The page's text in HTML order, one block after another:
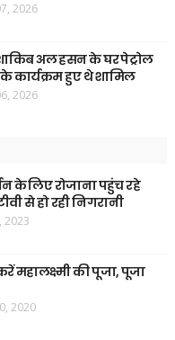
2026
अल हसन के घर पेट्रोल
कार्यक्रम हुए थे शामिल
2026
के लिए रोजाना पहुंच रहे
से हो रही निगरानी
2023
महालक्ष्मी की पूजा, पूजा
2020